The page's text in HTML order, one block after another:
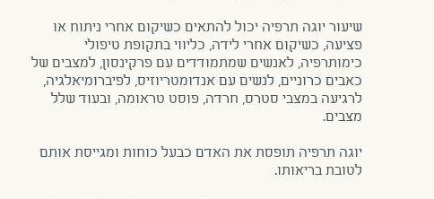
שיעור יוגה תרפיה יכול להתאים כשיקום אחרי ניתוח או
פציעה, כשיקום אחרי לידה, כליווי בתקופת טיפולי
כימותרפיה, לאנשים שמתמודדים עם פרקינסון, למצבים של
כאבים כרוניים, לנשים עם אנדומטריוזיס, לפיברומיאלגיה,
לרגיעה במצבי סטרס, חרדה, פוסט טראומה, ובעוד שלל
מצבים.
יוגה תרפיה תופסת את האדם כבעל כוחות ומגייסת אותם
לטובת בריאותו.